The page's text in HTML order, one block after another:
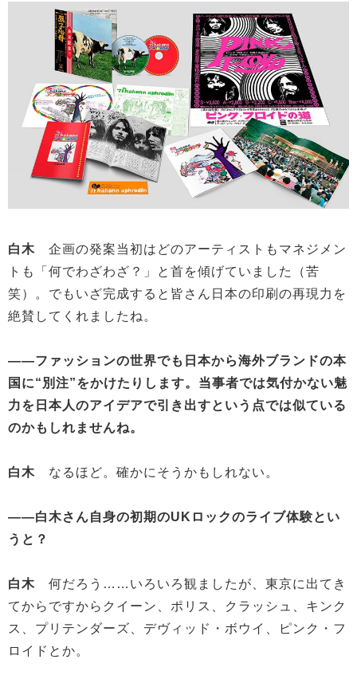
白木 企画の発案当初はどのアーティストもマネジメン
トも「何でわざわざ？」と首を傾げていました（苦
笑）。でもいざ完成すると皆さん日本の印刷の再現力を
絶賛してくれましたね。
——ファッションの世界でも日本から海外ブランドの本
国に“別注”をかけたりします。当事者では気付かない魅
力を日本人のアイデアで引き出すという点では似ている
のかもしれませんね。
白木 なるほど。確かにそうかもしれない。
——白木さん自身の初期のUKロックのライブ体験とい
うと？
白木 何だろう……いろいろ観ましたが、東京に出てき
てからですからクイーン、ポリス、クラッシュ、キンク
ス、プリテンダーズ、デヴィッド・ボウイ、ピンク・フ
ロイドとか。